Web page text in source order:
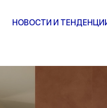
НОВОСТИ И